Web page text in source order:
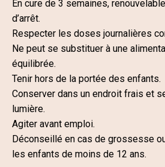
En cure de 3 semaines,
d’arrêt.
Respecter les doses journalières
Ne peut se substituer à une
équilibrée.
Tenir hors de la portée des enfants.
Conserver dans un endroit frais et
lumière.
Agiter avant emploi.
Déconseillé en cas de grossesse
les enfants de moins de 12 ans.